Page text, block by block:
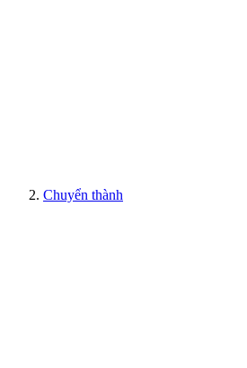
Chuyển thành